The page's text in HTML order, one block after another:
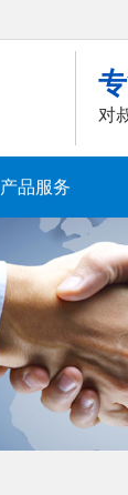
对
产品服务